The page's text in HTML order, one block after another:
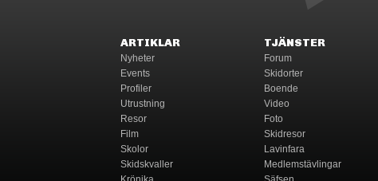
ARTIKLAR
Nyheter
Events
Profiler
Utrustning
Resor
Film
Skolor
Skidskvaller
TJÄNSTER
Forum
Skidorter
Boende
Video
Foto
Skidresor
Lavinfara
Medlemstävlingar